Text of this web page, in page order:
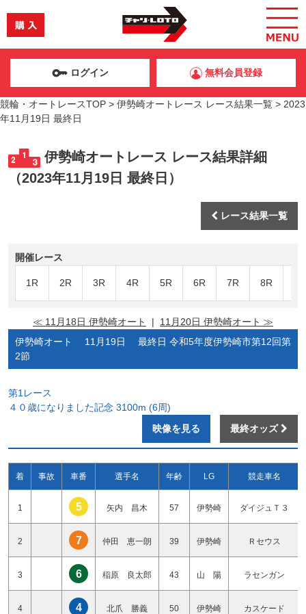
ログイン 無料会員登録
競輪・オートレースTOP > 伊勢崎オートレース レース結果一覧 > 2023
年11月19日 最終日
伊勢崎オートレース レース結果詳細
（2023年11月19日 最終日）
レース結果一覧
開催レース
1R 2R 3R 4R 5R 6R 7R 8R
≪ 11月18日 伊勢崎オート | 11月20日 伊勢崎オート ≫
伊勢崎オート 11月19日 最終日 令和5年度伊勢崎市第12回第
2節
第1レース
４０歳になりました記念 3100m (6周)
映像を見る
最終オッズ
着 事故 車番 選手名 年齢 LG 競走車名
1 5 矢内 昌木 57 伊勢崎 ダイジュＴ３
2 7 仲田 恵一朗 39 伊勢崎 Ｒセウス
3 6 稲原 良太郎 43 山 陽 ラセンガン
4 4 北爪 勝義 50 伊勢崎 カスケード